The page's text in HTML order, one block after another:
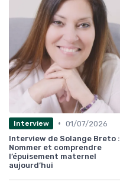
Interview • 01/07/2026
Interview de Solange Breto :
Nommer et comprendre
l’épuisement maternel
aujourd’hui